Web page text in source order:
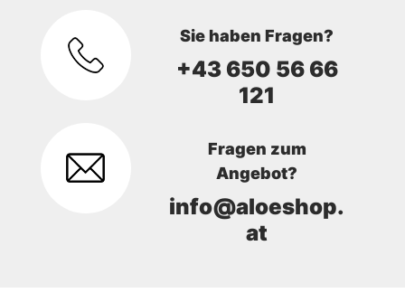
Sie haben Fragen?
+43 650 56 66
121
Fragen zum
Angebot?
info@aloeshop.
at